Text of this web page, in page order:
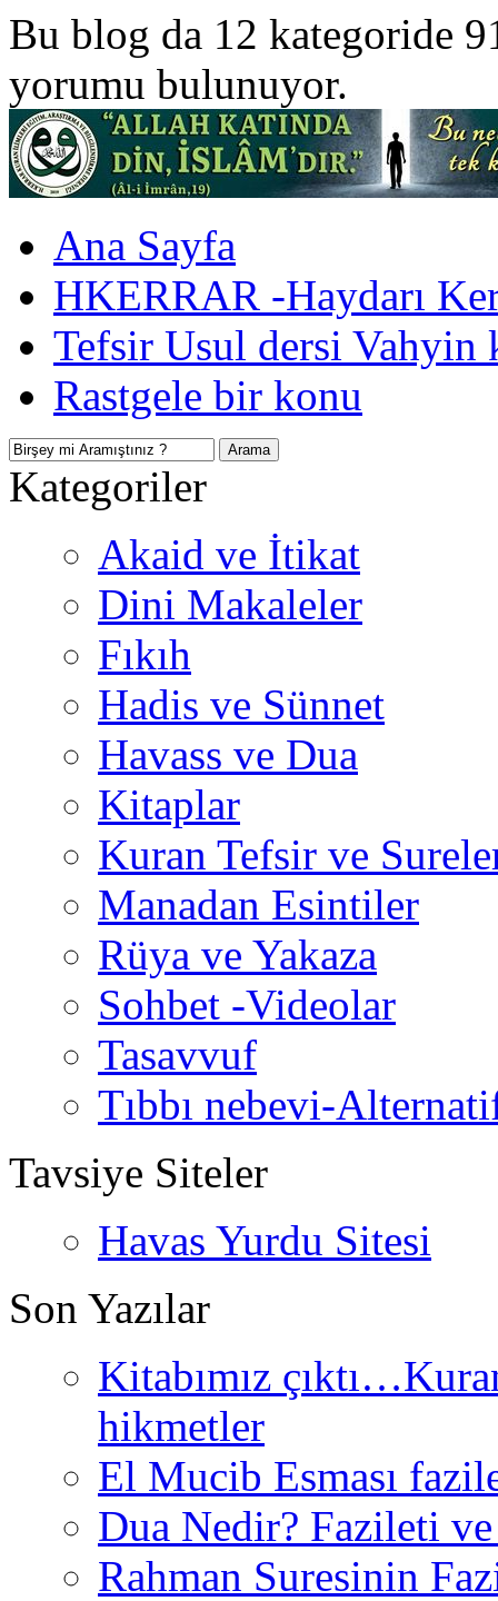
Bu blog da 12 kategoride
yorumu bulunuyor.
Ana Sayfa
HKERRAR -Haydarı
Tefsir Usul dersi Vahyin
Rastgele bir konu
Kategoriler
Akaid ve İtikat
Dini Makaleler
Fıkıh
Hadis ve Sünnet
Havass ve Dua
Kitaplar
Kuran Tefsir ve
Manadan Esintiler
Rüya ve Yakaza
Sohbet -Videolar
Tasavvuf
Tıbbı nebevi-
Tavsiye Siteler
Havas Yurdu Sitesi
Son Yazılar
Kitabımız
hikmetler
El Mucib Esması
Dua Nedir? Fazileti
Rahman Suresinin